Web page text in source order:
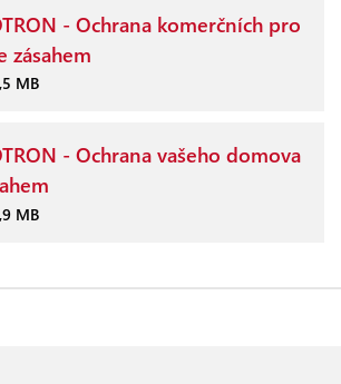
- Ochrana komerčních pro
zásahem
MB
- Ochrana vašeho domova
MB